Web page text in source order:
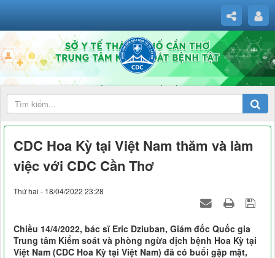
CDC Hoa Kỳ tại Việt Nam thăm và làm
việc với CDC Cần Thơ
Thứ hai - 18/04/2022 23:28
Chiều 14/4/2022, bác sĩ Eric Dziuban, Giám đốc Quốc gia
Trung tâm Kiểm soát và phòng ngừa dịch bệnh Hoa Kỳ tại
Việt Nam (CDC Hoa Kỳ tại Việt Nam) đã có buổi gặp mặt,